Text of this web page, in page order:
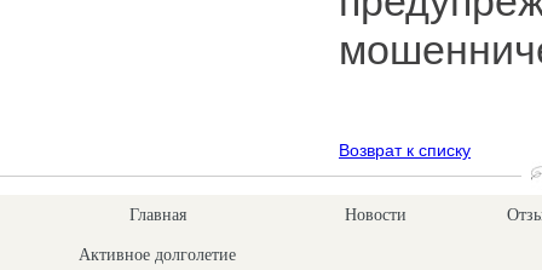
Возврат к списку
Главная Новости
Активное долголетие